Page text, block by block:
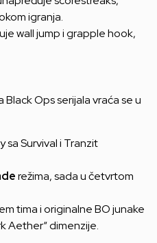
igranja.
wall jump i grapple hook,
Ops serijala vraća se u
sa Survival i Tranzit
režima, sada u četvrtom
tima i originalne BO junake
Aether“ dimenzije.